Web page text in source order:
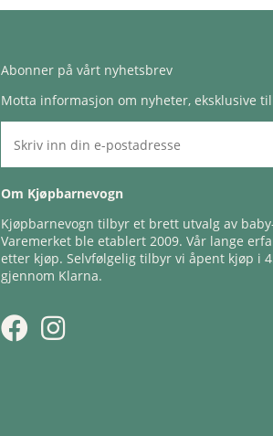
Abonner på vårt nyhetsbrev
Motta informasjon om nyheter, eksklusive
Om Kjøpbarnevogn
Kjøpbarnevogn tilbyr et brett utvalg av
Varemerket ble etablert 2009. Vår lange
etter kjøp. Selvfølgelig tilbyr vi åpent kjøp i
gjennom Klarna.